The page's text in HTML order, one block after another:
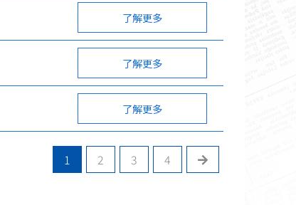
了解更多
了解更多
了解更多
1 2 3 4